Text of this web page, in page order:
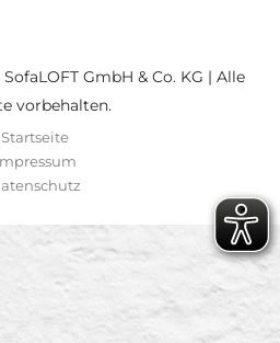
GmbH & Co. KG | Alle
vorbehalten.
Startseite